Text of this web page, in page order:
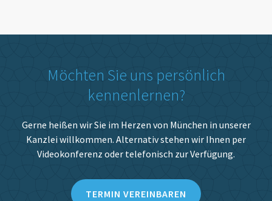
Möchten Sie uns persönlich
kennenlernen?
Gerne heißen wir Sie im Herzen von München in unserer
Kanzlei willkommen. Alternativ stehen wir Ihnen per
Videokonferenz oder telefonisch zur Verfügung.
TERMIN VEREINBAREN